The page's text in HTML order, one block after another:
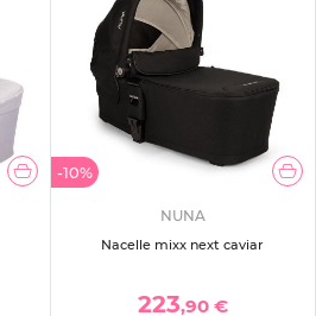
-10%
NUNA
Nacelle mixx next caviar
223,90 €